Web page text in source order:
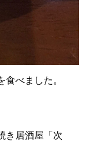
べました。
き居酒屋「次